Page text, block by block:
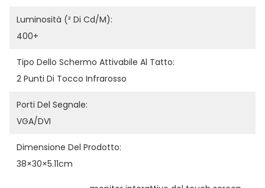
Luminosità (² Di Cd/m):
400+
Tipo Dello Schermo Attivabile Al Tatto:
2 Punti Di Tocco Infrarosso
Porti Del Segnale:
VGA/DVI
Dimensione Del Prodotto:
38×30×5.11cm